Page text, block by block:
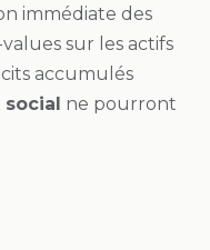
immédiate des
sur les actifs
accumulés
social ne pourront